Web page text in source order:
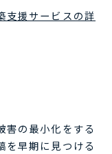
援サービスの詳
害の最小化をする
を早期に見つける